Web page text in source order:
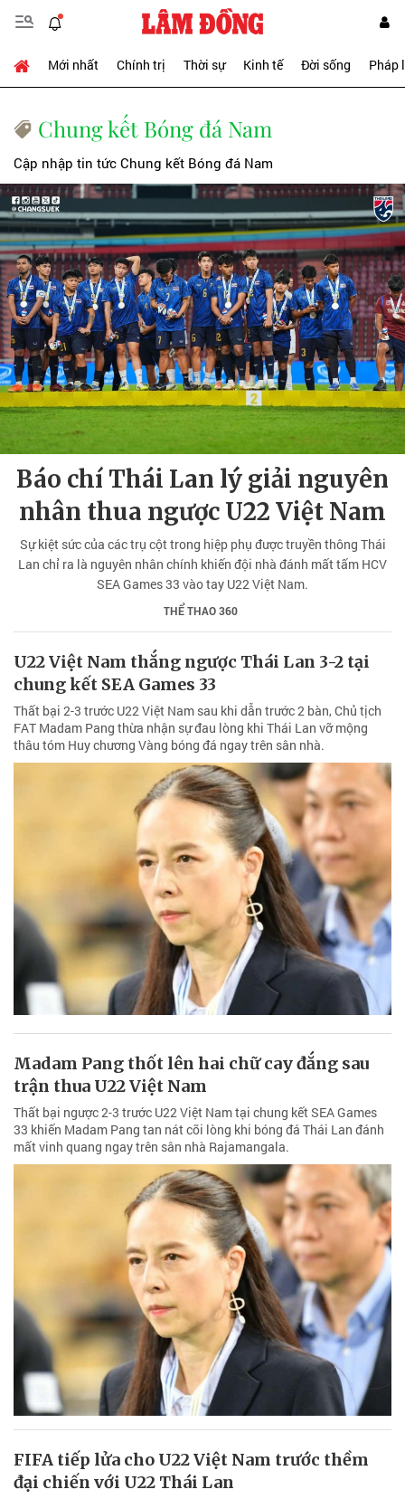
Mới nhất Chính trị Thời sự Kinh tế Đời sống Pháp
Chung kết Bóng đá Nam
Cập nhập tin tức Chung kết Bóng đá Nam
Báo chí Thái Lan lý giải nguyên
nhân thua ngược U22 Việt Nam
Sự kiệt sức của các trụ cột trong hiệp phụ được truyền thông Thái
Lan chỉ ra là nguyên nhân chính khiến đội nhà đánh mất tấm HCV
SEA Games 33 vào tay U22 Việt Nam.
THỂ THAO 360
U22 Việt Nam thắng ngược Thái Lan 3-2 tại
chung kết SEA Games 33
Thất bại 2-3 trước U22 Việt Nam sau khi dẫn trước 2 bàn, Chủ tịch
FAT Madam Pang thừa nhận sự đau lòng khi Thái Lan vỡ mộng
thâu tóm Huy chương Vàng bóng đá ngay trên sân nhà.
Madam Pang thốt lên hai chữ cay đắng sau
trận thua U22 Việt Nam
Thất bại ngược 2-3 trước U22 Việt Nam tại chung kết SEA Games
33 khiến Madam Pang tan nát cõi lòng khi bóng đá Thái Lan đánh
mất vinh quang ngay trên sân nhà Rajamangala.
FIFA tiếp lửa cho U22 Việt Nam trước thềm
đại chiến với U22 Thái Lan